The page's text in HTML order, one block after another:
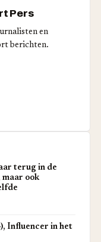
Pers
en
berichten.
terug in de
ook
Influencer in het